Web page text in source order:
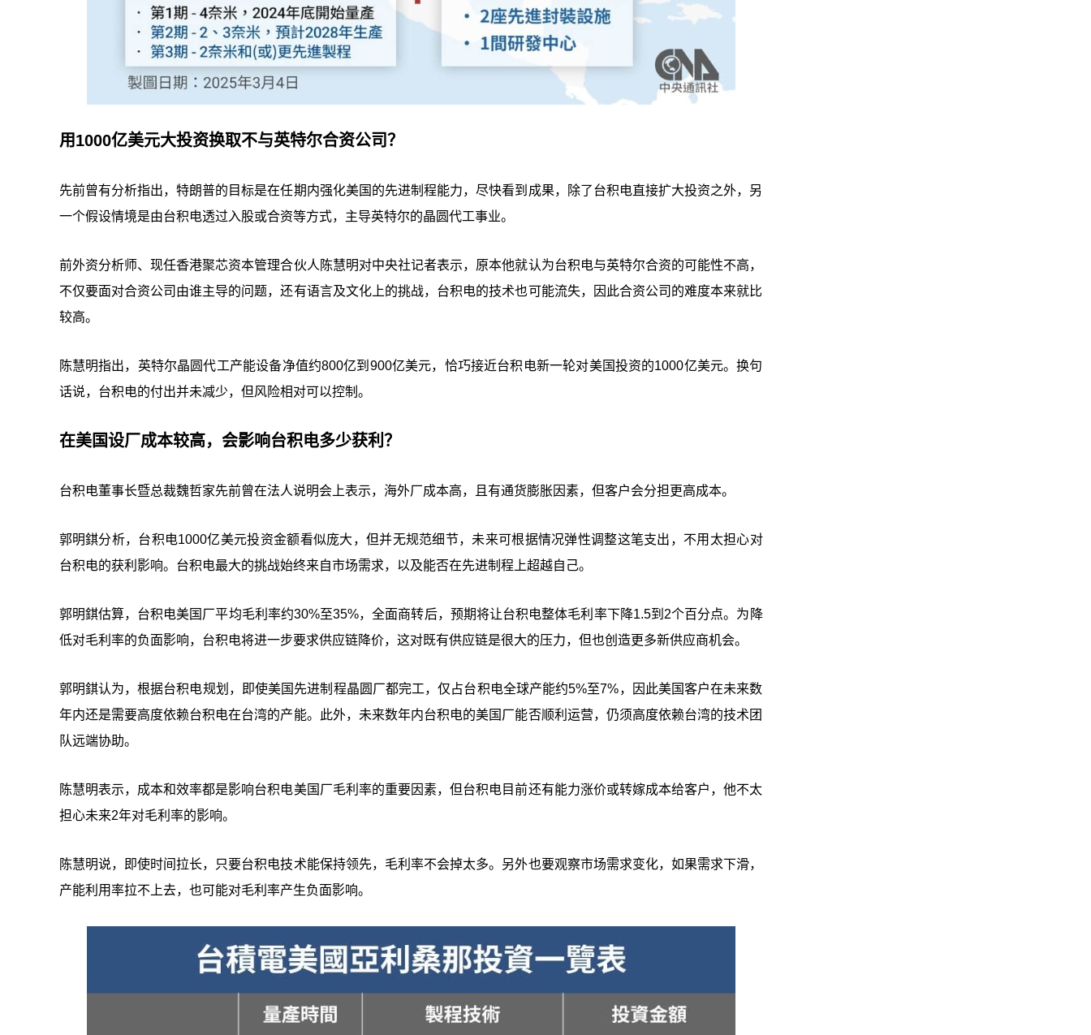
用1000亿美元大投资换取不与英特尔合资公司？
先前曾有分析指出，特朗普的目标是在任期内强化美国的先进制程能力，尽快看到成果，除了台积电直接扩大投资之外，另
一个假设情境是由台积电透过入股或合资等方式，主导英特尔的晶圆代工事业。
前外资分析师、现任香港聚芯资本管理合伙人陈慧明对中央社记者表示，原本他就认为台积电与英特尔合资的可能性不高，
不仅要面对合资公司由谁主导的问题，还有语言及文化上的挑战，台积电的技术也可能流失，因此合资公司的难度本来就比
较高。
陈慧明指出，英特尔晶圆代工产能设备净值约800亿到900亿美元，恰巧接近台积电新一轮对美国投资的1000亿美元。换句
话说，台积电的付出并未减少，但风险相对可以控制。
在美国设厂成本较高，会影响台积电多少获利？
台积电董事长暨总裁魏哲家先前曾在法人说明会上表示，海外厂成本高，且有通货膨胀因素，但客户会分担更高成本。
郭明錤分析，台积电1000亿美元投资金额看似庞大，但并无规范细节，未来可根据情况弹性调整这笔支出，不用太担心对
台积电的获利影响。台积电最大的挑战始终来自市场需求，以及能否在先进制程上超越自己。
郭明錤估算，台积电美国厂平均毛利率约30%至35%，全面商转后，预期将让台积电整体毛利率下降1.5到2个百分点。为降
低对毛利率的负面影响，台积电将进一步要求供应链降价，这对既有供应链是很大的压力，但也创造更多新供应商机会。
郭明錤认为，根据台积电规划，即使美国先进制程晶圆厂都完工，仅占台积电全球产能约5%至7%，因此美国客户在未来数
年内还是需要高度依赖台积电在台湾的产能。此外，未来数年内台积电的美国厂能否顺利运营，仍须高度依赖台湾的技术团
队远端协助。
陈慧明表示，成本和效率都是影响台积电美国厂毛利率的重要因素，但台积电目前还有能力涨价或转嫁成本给客户，他不太
担心未来2年对毛利率的影响。
陈慧明说，即使时间拉长，只要台积电技术能保持领先，毛利率不会掉太多。另外也要观察市场需求变化，如果需求下滑，
产能利用率拉不上去，也可能对毛利率产生负面影响。